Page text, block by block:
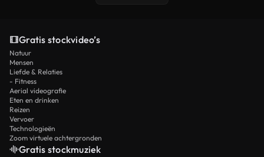
Gratis stockvideo’s
Natuur
Mensen
Liefde & Relaties
- Fitness
Aerial videografie
Eten en drinken
Reizen
Vervoer
Technologieën
Zoom virtuele achtergronden
Gratis stockmuziek